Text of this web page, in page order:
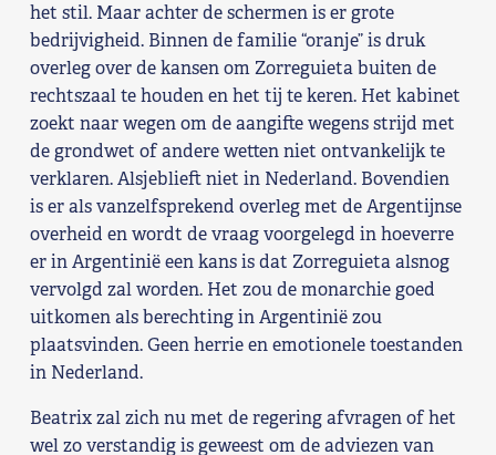
het stil. Maar achter de schermen is er grote
bedrijvigheid. Binnen de familie “oranje” is druk
overleg over de kansen om Zorreguieta buiten de
rechtszaal te houden en het tij te keren. Het kabinet
zoekt naar wegen om de aangifte wegens strijd met
de grondwet of andere wetten niet ontvankelijk te
verklaren. Alsjeblieft niet in Nederland. Bovendien
is er als vanzelfsprekend overleg met de Argentijnse
overheid en wordt de vraag voorgelegd in hoeverre
er in Argentinië een kans is dat Zorreguieta alsnog
vervolgd zal worden. Het zou de monarchie goed
uitkomen als berechting in Argentinië zou
plaatsvinden. Geen herrie en emotionele toestanden
in Nederland.
Beatrix zal zich nu met de regering afvragen of het
wel zo verstandig is geweest om de adviezen van